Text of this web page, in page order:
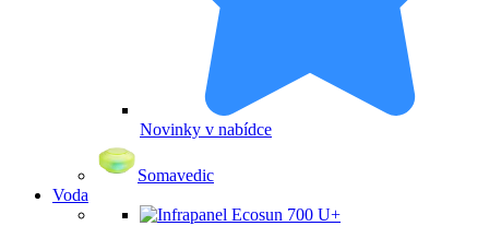
Novinky v nabídce
Somavedic
Voda